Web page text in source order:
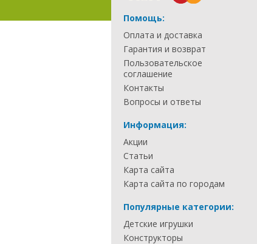
Помощь:
Оплата и доставка
Гарантия и возврат
Пользовательское
соглашение
Контакты
Вопросы и ответы
Информация:
Акции
Статьи
Карта сайта
Карта сайта по городам
Популярные категории:
Детские игрушки
Конструкторы